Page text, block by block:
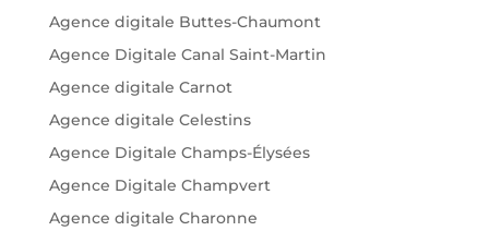
Agence digitale Buttes-Chaumont
Agence Digitale Canal Saint-Martin
Agence digitale Carnot
Agence digitale Celestins
Agence Digitale Champs-Élysées
Agence Digitale Champvert
Agence digitale Charonne